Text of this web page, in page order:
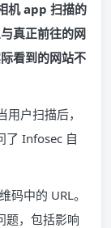
机 app 扫描的
真正前往的网
看到的网站不
户扫描后，
了 Infosec 自
中的 URL。
题，包括影响